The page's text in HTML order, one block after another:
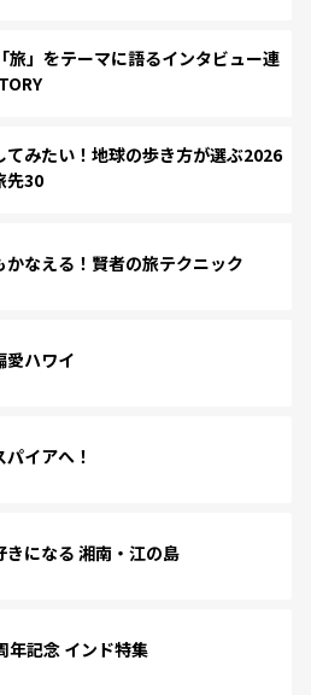
旅」をテーマに語るインタビュー連
てみたい！地球の歩き方が選ぶ2026
先30
かなえる！賢者の旅テクニック
ハワイ
イアへ！
になる 湘南・江の島
年記念 インド特集